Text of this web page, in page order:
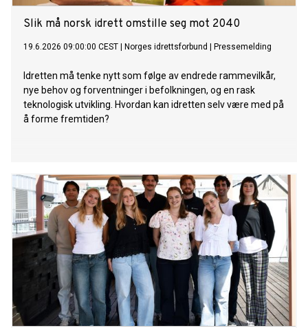
Slik må norsk idrett omstille seg mot 2040
19.6.2026 09:00:00 CEST Norges idrettsforbund Pressemelding
Idretten må tenke nytt som følge av endrede rammevilkår,
nye behov og forventninger i befolkningen, og en rask
teknologisk utvikling. Hvordan kan idretten selv være med på
å forme fremtiden?